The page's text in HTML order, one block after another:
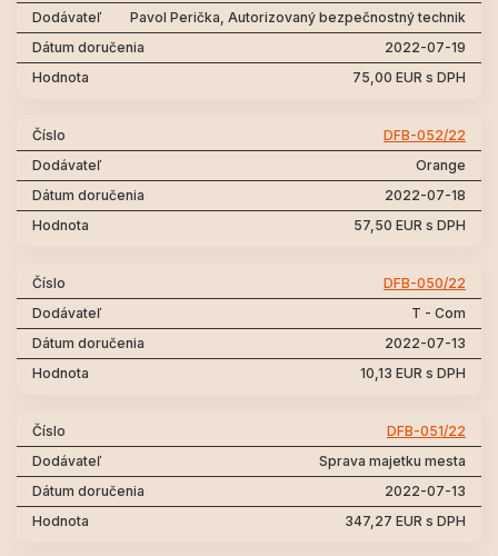
Pavol Perička, Autorizovaný bezpečnostný technik
2022-07-19
75,00 EUR s DPH
DFB-052/22
Orange
2022-07-18
57,50 EUR s DPH
DFB-050/22
T - Com
2022-07-13
10,13 EUR s DPH
DFB-051/22
Sprava majetku mesta
2022-07-13
347,27 EUR s DPH